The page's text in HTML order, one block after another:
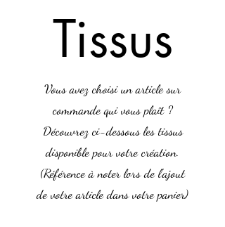
Tissus
Vous avez choisi un article sur
commande qui vous plaît ?
Découvrez ci-dessous les tissus
disponible pour votre création.
(Référence à noter lors de l'ajout
de votre article dans votre panier)